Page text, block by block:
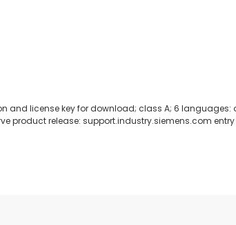
and license key for download; class A; 6 languages:
product release: support.industry.siemens.com